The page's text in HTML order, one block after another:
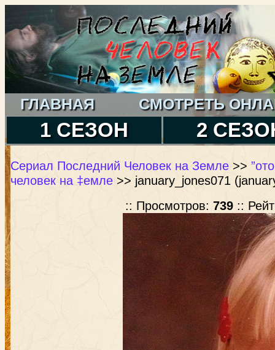
ГЛАВНАЯ СМОТРЕТЬ
1 СЕЗОН 2
Сериал Последний Человек на Земле >>
человек на ‡емле >> january_jones071
:: Просмотров: 739 ::